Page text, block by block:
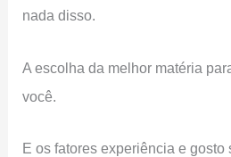
nada disso.
A escolha da melhor matéria
você.
E os fatores experiência e